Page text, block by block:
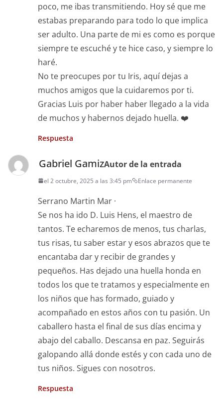
poco, me ibas transmitiendo. Hoy sé que me
estabas preparando para todo lo que implica
ser adulto. Una parte de mi es como es porque
siempre te escuché y te hice caso, y siempre lo
haré.
No te preocupes por tu Iris, aquí dejas a
muchos amigos que la cuidaremos por ti.
Gracias Luis por haber haber llegado a la vida
de muchos y habernos dejado huella. ❤️
Respuesta
Gabriel GamizAutor de la entrada
el 2 octubre, 2025 a las 3:45 pm Enlace permanente
Serrano Martin Mar ·
Se nos ha ido D. Luis Hens, el maestro de
tantos. Te echaremos de menos, tus charlas,
tus risas, tu saber estar y esos abrazos que te
encantaba dar y recibir de grandes y
pequeños. Has dejado una huella honda en
todos los que te tratamos y especialmente en
los niños que has formado, guiado y
acompañado en estos años con tu pasión. Un
caballero hasta el final de sus días encima y
abajo del caballo. Descansa en paz. Seguirás
galopando allá donde estés y con cada uno de
tus niños. Sigues con nosotros.
Respuesta